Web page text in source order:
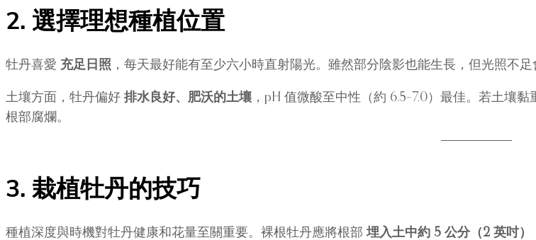
2. 選擇理想種植位置
牡丹喜愛 充足日照 ，每天最好能有至少六小時直射陽光。雖然部分陰影也能生長，但光照不足
土壤方面，牡丹偏好 排水良好、肥沃的土壤 ，pH 值微酸至中性（約 6.5–7.0）最佳。若土壤
根部腐爛。
3. 栽植牡丹的技巧
種植深度與時機對牡丹健康和花量至關重要。裸根牡丹應將根部 埋入土中約 5 公分（2 英吋）